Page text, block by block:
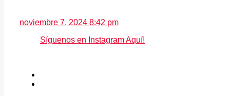
noviembre 7, 2024 8:42 pm
Síguenos en Instagram Aquí!